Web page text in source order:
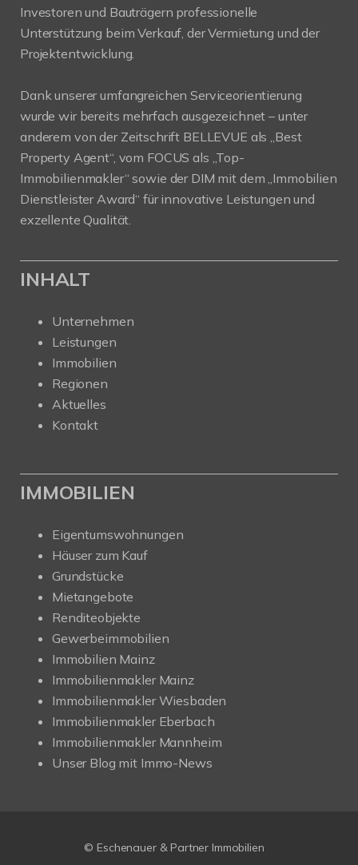
Investoren und Bauträgern professionelle
Unterstützung beim Verkauf, der Vermietung und der
Projektentwicklung.
Dank unserer umfangreichen Serviceorientierung
wurde wir bereits mehrfach ausgezeichnet – unter
anderem von der Zeitschrift BELLEVUE als „Best
Property Agent“, vom FOCUS als „Top-
Immobilienmakler“ sowie der DIM mit dem „Immobilien
Dienstleister Award“ für innovative Leistungen und
exzellente Qualität.
INHALT
Unternehmen
Leistungen
Immobilien
Regionen
Aktuelles
Kontakt
IMMOBILIEN
Eigentumswohnungen
Häuser zum Kauf
Grundstücke
Mietangebote
Renditeobjekte
Gewerbeimmobilien
Immobilien Mainz
Immobilienmakler Mainz
Immobilienmakler Wiesbaden
Immobilienmakler Eberbach
Immobilienmakler Mannheim
Unser Blog mit Immo-News
© Eschenauer & Partner Immobilien